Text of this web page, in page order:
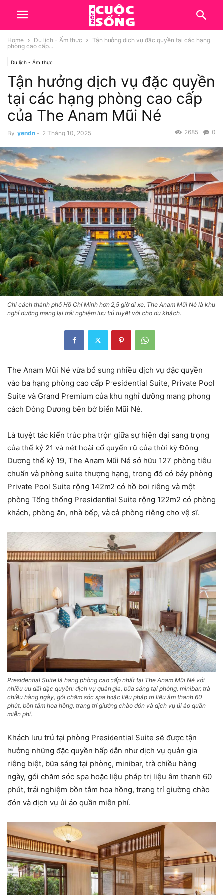
Home Du lịch - Ẩm thực
Tận hưởng dịch vụ đặc quyền tại các hạng
phòng cao cấp...
Du lịch - Ẩm thực
Tận hưởng dịch vụ đặc quyền
tại các hạng phòng cao cấp
của The Anam Mũi Né
By yendn - 2 Tháng 10, 2025 0
2685
Chỉ cách thành phố Hồ Chí Minh hơn 2,5 giờ đi xe, The Anam Mũi Né là khu
nghỉ dưỡng mang lại trải nghiệm lưu trú tuyệt vời cho du khách.
The Anam Mũi Né vừa bổ sung nhiều dịch vụ đặc quyền
vào ba hạng phòng cao cấp Presidential Suite, Private Pool
Suite và Grand Premium của khu nghỉ dưỡng mang phong
cách Đông Dương bên bờ biển Mũi Né.
Là tuyệt tác kiến trúc pha trộn giữa sự hiện đại sang trọng
của thế kỷ 21 và nét hoài cổ quyến rũ của thời kỳ Đông
Dương thế kỷ 19, The Anam Mũi Né sở hữu 127 phòng tiêu
chuẩn và phòng suite thượng hạng, trong đó có bảy phòng
Private Pool Suite rộng 142m2 có hồ bơi riêng và một
phòng Tổng thống Presidential Suite rộng 122m2 có phòng
khách, phòng ăn, nhà bếp, và cả phòng riêng cho vệ sĩ.
Presidential Suite là hạng phòng cao cấp nhất tại The Anam Mũi Né với
nhiều ưu đãi đặc quyền: dịch vụ quản gia, bữa sáng tại phòng, minibar, trà
chiều hàng ngày, gói chăm sóc spa hoặc liệu pháp trị liệu âm thanh 60
phút, bồn tắm hoa hồng, trang trí giường chào đón và dịch vụ ủi áo quần
miễn phí.
Khách lưu trú tại phòng Presidential Suite sẽ được tận
hưởng những đặc quyền hấp dẫn như dịch vụ quản gia
riêng biệt, bữa sáng tại phòng, minibar, trà chiều hàng
ngày, gói chăm sóc spa hoặc liệu pháp trị liệu âm thanh 60
phút, trải nghiệm bồn tắm hoa hồng, trang trí giường chào
đón và dịch vụ ủi áo quần miễn phí.